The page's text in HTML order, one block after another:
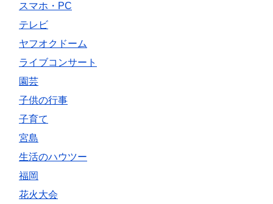
スマホ・PC
テレビ
ヤフオクドーム
ライブコンサート
園芸
子供の行事
子育て
宮島
生活のハウツー
福岡
花火大会